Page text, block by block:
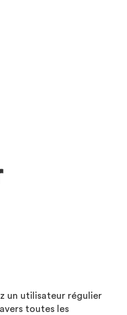
un utilisateur régulier
toutes les